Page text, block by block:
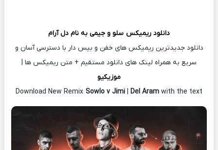
دانلود ریمیکس سلو و جیمی به نام دل آرام
دانلود جدیدترین ریمیکس های خفن و بیس دار با دسترسی آسان و
سریع به همراه لینک های دانلود مستقیم + متن ریمیکس ها |
موزیکیو
Download New Remix Sowlo v Jimi | Del Aram with the text